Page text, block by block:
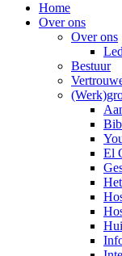
Home
Over ons
Over ons
Bestuur
El